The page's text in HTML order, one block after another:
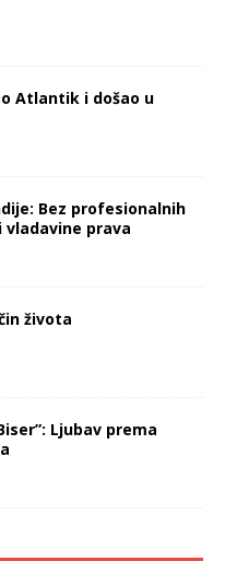
Atlantik i došao u
Bez profesionalnih
vladavine prava
života
Ljubav prema